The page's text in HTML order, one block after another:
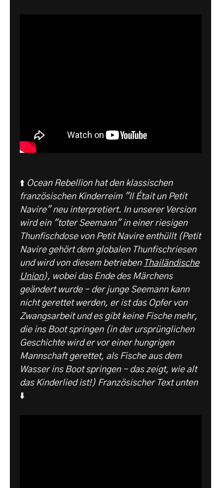
⬆️ Ocean Rebellion hat den klassischen
französischen Kinderreim "Il Était un Petit
Navire" neu interpretiert. In unserer Version
wird ein "toter Seemann" in einer riesigen
Thunfischdose von Petit Navire enthüllt (Petit
Navire gehört dem globalen Thunfischriesen
und wird von diesem betrieben Thailändische
Union), wobei das Ende des Märchens
geändert wurde - der junge Seemann kann
nicht gerettet werden, er ist das Opfer von
Zwangsarbeit und es gibt keine Fische mehr,
die ins Boot springen (in der ursprünglichen
Geschichte wird er vor einer hungrigen
Mannschaft gerettet, als Fische aus dem
Wasser ins Boot springen - das zeigt, wie alt
das Kinderlied ist!) Französischer Text unten
⬇️